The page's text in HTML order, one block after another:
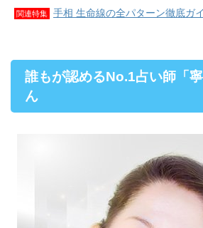
関連特集 手相 生命線の全パターン徹底ガ
誰もが認めるNo.1占い師「
ん